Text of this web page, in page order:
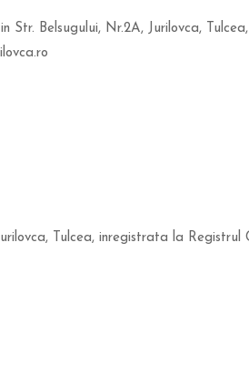
Str. Belsugului, Nr.2A, Jurilovca,
Tulcea, inregistrata la Registrul